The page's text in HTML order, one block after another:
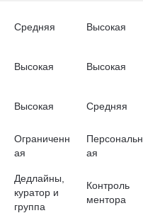
Средняя Высокая
Высокая Высокая
Высокая Средняя
Ограниченн
ая
Персональн
ая
Дедлайны,
куратор и
группа
Контроль
ментора